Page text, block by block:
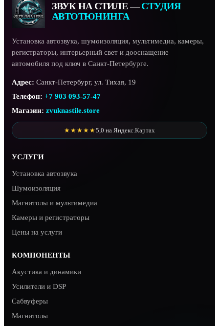
ЗВУК НА СТИЛЕ —СТУДИЯ
АВТОТЮНИНГА
Установка автозвука, шумоизоляция, мультимедиа, камеры,
регистраторы, интерьерный свет и дооснащение
автомобиля под ключ в Санкт-Петербурге.
Адрес: Санкт-Петербург, ул. Тихая, 19
Телефон: +7 903 093-57-47
Магазин: zvuknastile.store
★★★★★5,0 на Яндекс.Картах
УСЛУГИ
Установка автозвука
Шумоизоляция
Магнитолы и мультимедиа
Камеры и регистраторы
Цены на услуги
КОМПОНЕНТЫ
Акустика и динамики
Усилители и DSP
Сабвуферы
Магнитолы